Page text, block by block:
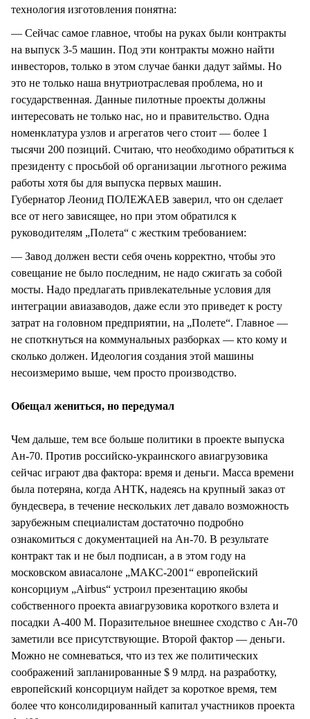
технология изготовления понятна:
— Сейчас самое главное, чтобы на руках были контракты
на выпуск 3-5 машин. Под эти контракты можно найти
инвесторов, только в этом случае банки дадут займы. Но
это не только наша внутриотраслевая проблема, но и
государственная. Данные пилотные проекты должны
интересовать не только нас, но и правительство. Одна
номенклатура узлов и агрегатов чего стоит — более 1
тысячи 200 позиций. Считаю, что необходимо обратиться к
президенту с просьбой об организации льготного режима
работы хотя бы для выпуска первых машин.
Губернатор Леонид ПОЛЕЖАЕВ заверил, что он сделает
все от него зависящее, но при этом обратился к
руководителям „Полета“ с жестким требованием:
— Завод должен вести себя очень корректно, чтобы это
совещание не было последним, не надо сжигать за собой
мосты. Надо предлагать привлекательные условия для
интеграции авиазаводов, даже если это приведет к росту
затрат на головном предприятии, на „Полете“. Главное —
не споткнуться на коммунальных разборках — кто кому и
сколько должен. Идеология создания этой машины
несоизмеримо выше, чем просто производство.
Обещал жениться, но передумал
Чем дальше, тем все больше политики в проекте выпуска
Ан-70. Против российско-украинского авиагрузовика
сейчас играют два фактора: время и деньги. Масса времени
была потеряна, когда АНТК, надеясь на крупный заказ от
бундесвера, в течение нескольких лет давало возможность
зарубежным специалистам достаточно подробно
ознакомиться с документацией на Ан-70. В результате
контракт так и не был подписан, а в этом году на
московском авиасалоне „МАКС-2001“ европейский
консорциум „Airbus“ устроил презентацию якобы
собственного проекта авиагрузовика короткого взлета и
посадки А-400 М. Поразительное внешнее сходство с Ан-70
заметили все присутствующие. Второй фактор — деньги.
Можно не сомневаться, что из тех же политических
соображений запланированные $ 9 млрд. на разработку,
европейский консорциум найдет за короткое время, тем
более что консолидированный капитал участников проекта